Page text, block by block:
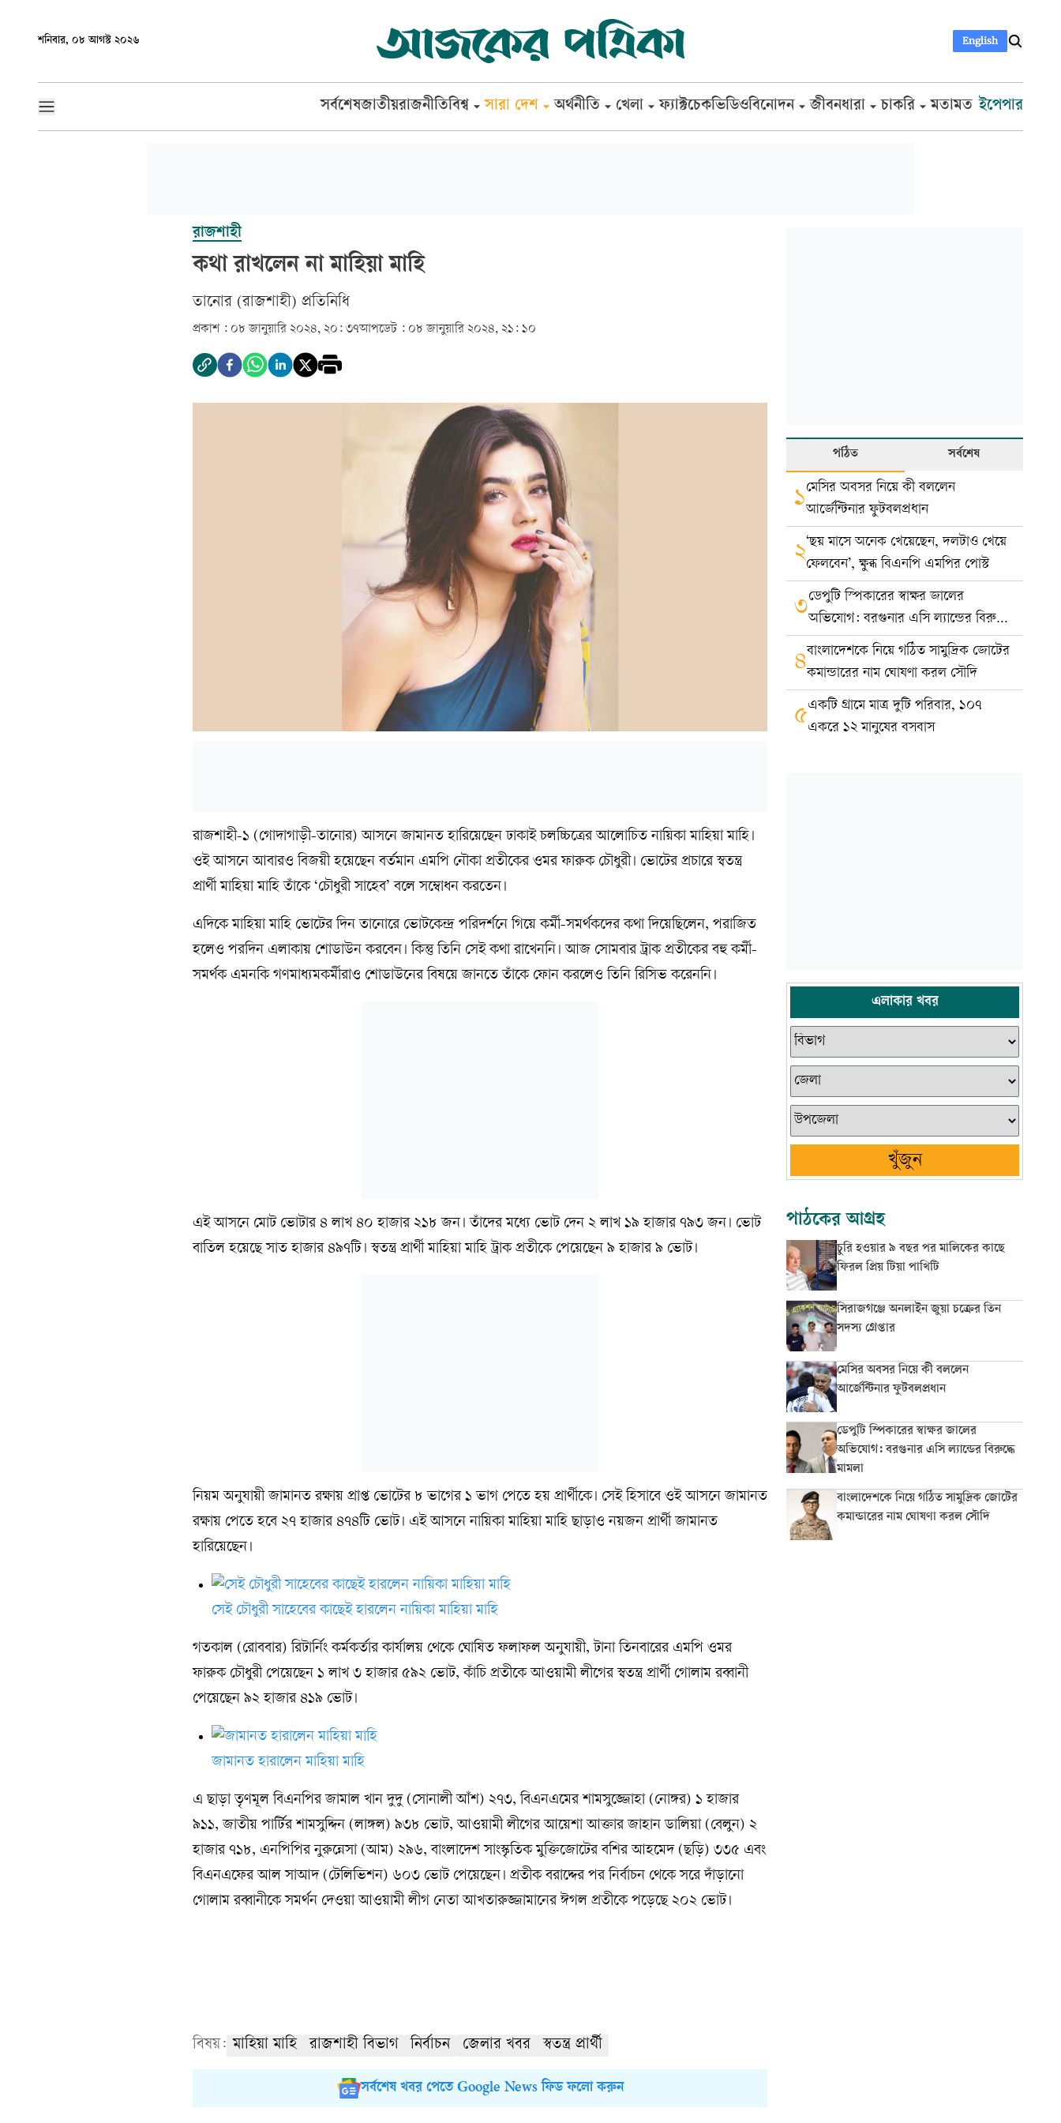
শনিবার, ০৮ আগস্ট ২০২৬ English
সর্বশেষজাতীয়রাজনীতিবিশ্ব সারা দেশ অর্থনীতি খেলা ফ্যাক্টচেকভিডিওবিনোদন জীবনধারা চাকরি মতামত ইপেপার
রাজশাহী
কথা রাখলেন না মাহিয়া মাহি
তানোর (রাজশাহী) প্রতিনিধি
প্রকাশ : ০৮ জানুয়ারি ২০২৪, ২০: ৩৭আপডেট : ০৮ জানুয়ারি ২০২৪, ২১: ১০
রাজশাহী-১ (গোদাগাড়ী-তানোর) আসনে জামানত হারিয়েছেন ঢাকাই চলচ্চিত্রের আলোচিত নায়িকা মাহিয়া মাহি।
ওই আসনে আবারও বিজয়ী হয়েছেন বর্তমান এমপি নৌকা প্রতীকের ওমর ফারুক চৌধুরী। ভোটের প্রচারে স্বতন্ত্র
প্রার্থী মাহিয়া মাহি তাঁকে ‘চৌধুরী সাহেব’ বলে সম্বোধন করতেন।
এদিকে মাহিয়া মাহি ভোটের দিন তানোরে ভোটকেন্দ্র পরিদর্শনে গিয়ে কর্মী-সমর্থকদের কথা দিয়েছিলেন, পরাজিত
হলেও পরদিন এলাকায় শোডাউন করবেন। কিন্তু তিনি সেই কথা রাখেননি। আজ সোমবার ট্রাক প্রতীকের বহু কর্মী-
সমর্থক এমনকি গণমাধ্যমকর্মীরাও শোডাউনের বিষয়ে জানতে তাঁকে ফোন করলেও তিনি রিসিভ করেননি।
এই আসনে মোট ভোটার ৪ লাখ ৪০ হাজার ২১৮ জন। তাঁদের মধ্যে ভোট দেন ২ লাখ ১৯ হাজার ৭৯৩ জন। ভোট
বাতিল হয়েছে সাত হাজার ৪৯৭টি। স্বতন্ত্র প্রার্থী মাহিয়া মাহি ট্রাক প্রতীকে পেয়েছেন ৯ হাজার ৯ ভোট।
নিয়ম অনুযায়ী জামানত রক্ষায় প্রাপ্ত ভোটের ৮ ভাগের ১ ভাগ পেতে হয় প্রার্থীকে। সেই হিসাবে ওই আসনে জামানত
রক্ষায় পেতে হবে ২৭ হাজার ৪৭৪টি ভোট। এই আসনে নায়িকা মাহিয়া মাহি ছাড়াও নয়জন প্রার্থী জামানত
হারিয়েছেন।
সেই চৌধুরী সাহেবের কাছেই হারলেন নায়িকা মাহিয়া মাহি
গতকাল (রোববার) রিটার্নিং কর্মকর্তার কার্যালয় থেকে ঘোষিত ফলাফল অনুযায়ী, টানা তিনবারের এমপি ওমর
ফারুক চৌধুরী পেয়েছেন ১ লাখ ৩ হাজার ৫৯২ ভোট, কাঁচি প্রতীকে আওয়ামী লীগের স্বতন্ত্র প্রার্থী গোলাম রব্বানী
পেয়েছেন ৯২ হাজার ৪১৯ ভোট।
জামানত হারালেন মাহিয়া মাহি
এ ছাড়া তৃণমূল বিএনপির জামাল খান দুদু (সোনালী আঁশ) ২৭৩, বিএনএমের শামসুজ্জোহা (নোঙ্গর) ১ হাজার
৯১১, জাতীয় পার্টির শামসুদ্দিন (লাঙ্গল) ৯৩৮ ভোট, আওয়ামী লীগের আয়েশা আক্তার জাহান ডালিয়া (বেলুন) ২
হাজার ৭১৮, এনপিপির নুরুন্নেসা (আম) ২৯৬, বাংলাদেশ সাংস্কৃতিক মুক্তিজোটের বশির আহমেদ (ছড়ি) ৩৩৫ এবং
বিএনএফের আল সাআদ (টেলিভিশন) ৬০৩ ভোট পেয়েছেন। প্রতীক বরাদ্দের পর নির্বাচন থেকে সরে দাঁড়ানো
গোলাম রব্বানীকে সমর্থন দেওয়া আওয়ামী লীগ নেতা আখতারুজ্জামানের ঈগল প্রতীকে পড়েছে ২০২ ভোট।
বিষয়: মাহিয়া মাহি রাজশাহী বিভাগ নির্বাচন জেলার খবর স্বতন্ত্র প্রার্থী
সর্বশেষ খবর পেতে Google News ফিড ফলো করুন
পঠিত সর্বশেষ
১মেসির অবসর নিয়ে কী বললেন
আর্জেন্টিনার ফুটবলপ্রধান
২‘ছয় মাসে অনেক খেয়েছেন, দলটাও খেয়ে
ফেলবেন’, ক্ষুব্ধ বিএনপি এমপির পোস্ট
৩ডেপুটি স্পিকারের স্বাক্ষর জালের
অভিযোগ: বরগুনার এসি ল্যান্ডের বিরুদ্ধে
মামলা
৪বাংলাদেশকে নিয়ে গঠিত সামুদ্রিক জোটের
কমান্ডারের নাম ঘোষণা করল সৌদি
৫একটি গ্রামে মাত্র দুটি পরিবার, ১০৭
একরে ১২ মানুষের বসবাস
এলাকার খবর
খুঁজুন
পাঠকের আগ্রহ
চুরি হওয়ার ৯ বছর পর মালিকের কাছে
ফিরল প্রিয় টিয়া পাখিটি
সিরাজগঞ্জে অনলাইন জুয়া চক্রের তিন
সদস্য গ্রেপ্তার
মেসির অবসর নিয়ে কী বললেন
আর্জেন্টিনার ফুটবলপ্রধান
ডেপুটি স্পিকারের স্বাক্ষর জালের
অভিযোগ: বরগুনার এসি ল্যান্ডের বিরুদ্ধে
মামলা
বাংলাদেশকে নিয়ে গঠিত সামুদ্রিক জোটের
কমান্ডারের নাম ঘোষণা করল সৌদি